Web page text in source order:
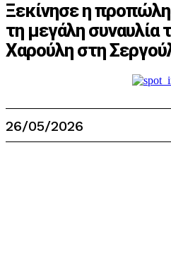
Ξεκίνησε η
τη μεγάλη συναυλία
Χαρούλη στη
26/05/2026